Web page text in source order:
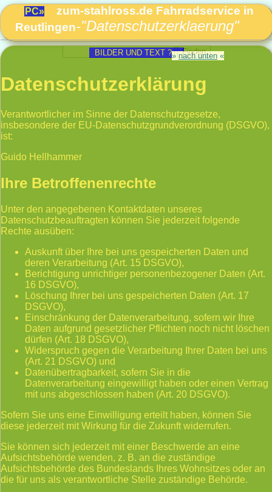
PC»
zum-stahlross.de Fahrradservice in
Reutlingen-"Datenschutzerklaerung"
BILDER UND TEXT ? »
» nach unten «
Datenschutzerklärung
Verantwortlicher im Sinne der Datenschutzgesetze,
insbesondere der EU-Datenschutzgrundverordnung (DSGVO),
ist:
Guido Hellhammer
Ihre Betroffenenrechte
Unter den angegebenen Kontaktdaten unseres
Datenschutzbeauftragten können Sie jederzeit folgende
Rechte ausüben:
Auskunft über Ihre bei uns gespeicherten Daten und
deren Verarbeitung (Art. 15 DSGVO),
Berichtigung unrichtiger personenbezogener Daten (Art.
16 DSGVO),
Löschung Ihrer bei uns gespeicherten Daten (Art. 17
DSGVO),
Einschränkung der Datenverarbeitung, sofern wir Ihre
Daten aufgrund gesetzlicher Pflichten noch nicht löschen
dürfen (Art. 18 DSGVO),
Widerspruch gegen die Verarbeitung Ihrer Daten bei uns
(Art. 21 DSGVO) und
Datenübertragbarkeit, sofern Sie in die
Datenverarbeitung eingewilligt haben oder einen Vertrag
mit uns abgeschlossen haben (Art. 20 DSGVO).
Sofern Sie uns eine Einwilligung erteilt haben, können Sie
diese jederzeit mit Wirkung für die Zukunft widerrufen.
Sie können sich jederzeit mit einer Beschwerde an eine
Aufsichtsbehörde wenden, z. B. an die zuständige
Aufsichtsbehörde des Bundeslands Ihres Wohnsitzes oder an
die für uns als verantwortliche Stelle zuständige Behörde.